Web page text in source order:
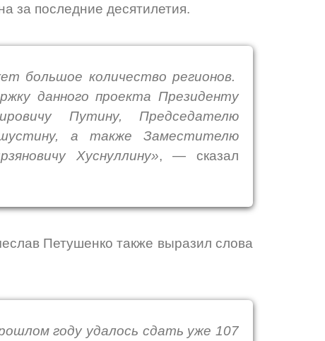
за последние десятилетия.
большое количество регионов.
данного проекта Президенту
Путину, Председателю
а также Заместителю
Хуснуллину»,— сказал
Петушенко также выразил слова
году удалось сдать уже 107